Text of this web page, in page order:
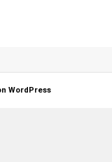
WordPress